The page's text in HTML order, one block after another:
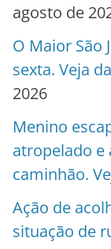
agosto de
O Maior São
sexta. Veja
2026
Menino
atropelado
caminhão.
Ação de
situação de